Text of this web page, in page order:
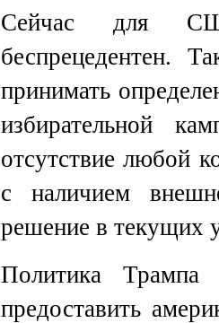
Сейчас для
беспрецедентен.
принимать
избирательной
отсутствие любой
с наличием
решение в текущих
Политика
предоставить